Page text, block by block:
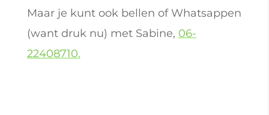
Maar je kunt ook bellen of Whatsappen
(want druk nu) met Sabine, 06-
22408710.